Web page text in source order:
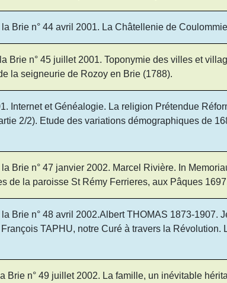
Brie n° 44 avril 2001. La Châtellenie de
Brie n° 45 juillet 2001. Toponymie des villes et
la seigneurie de Rozoy en Brie (1788).
Internet et Généalogie. La religion Prétendue
2/2). Etude des variations démographiques de
Brie n° 47 janvier 2002. Marcel Rivière. In
de la paroisse St Rémy Ferrieres, aux Pâques
Brie n° 48 avril 2002.Albert THOMAS 1873-1907.
TAPHU, notre Curé à travers la Révolution.
Brie n° 49 juillet 2002. La famille, un inévitable